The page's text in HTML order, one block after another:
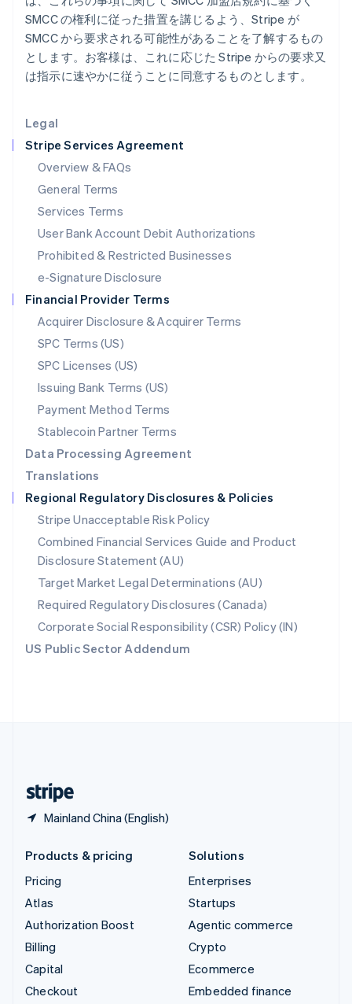
Legal
Stripe Services Agreement
Overview & FAQs
General Terms
Services Terms
User Bank Account Debit Authorizations
Prohibited & Restricted Businesses
e-Signature Disclosure
Financial Provider Terms
Acquirer Disclosure & Acquirer Terms
SPC Terms (US)
SPC Licenses (US)
Issuing Bank Terms (US)
Payment Method Terms
Stablecoin Partner Terms
Data Processing Agreement
Translations
Regional Regulatory Disclosures & Policies
Stripe Unacceptable Risk Policy
Combined Financial Services Guide and Product
Disclosure Statement (AU)
Target Market Legal Determinations (AU)
Required Regulatory Disclosures (Canada)
Corporate Social Responsibility (CSR) Policy (IN)
US Public Sector Addendum
SMCC の権利に従った措置を講じるよう、Stripe が
SMCC から要求される可能性があることを了解するもの
とします。お客様は、これに応じた Stripe からの要求又
は指示に速やかに従うことに同意するものとします。
Mainland China (English)
日本語 English
Latvia
English
Liechtenstein
DeutschEnglish
Luxembourg
FrançaisDeutschEnglish
Mainland China
简体中文 English
Malaysia
English简体中文
English
Mexico
Netherlands
NederlandsEnglish
New Zealand
Norway
English
Poland
English
Portugal
Português English
English
Singapore
English 简体中文
Slovakia
English
Slovenia
English Italiano
Spain
EspañolEnglish
Sweden
SvenskaEnglish
Switzerland
DeutschFrançais ItalianoEnglish
Products & pricing
Pricing
Atlas
Authorization Boost
Billing
Capital
Checkout
Solutions
Enterprises
Startups
Agentic commerce
Crypto
Ecommerce
Embedded finance